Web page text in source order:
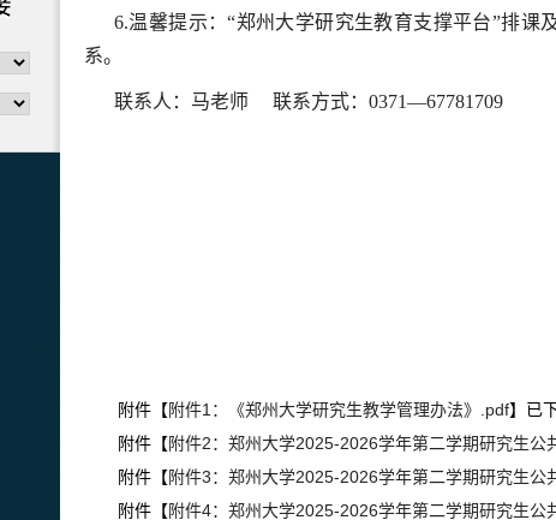
6.温馨提示：“郑州大学研究生教育支撑平台”排
系。
联系人：马老师 联系方式：0371—67781709
附件【附件1：《郑州大学研究生教学管理办法》.pdf】已
附件【附件2：郑州大学2025-2026学年第二学期研究生公
附件【附件3：郑州大学2025-2026学年第二学期研究生公
附件【附件4：郑州大学2025-2026学年第二学期研究生公